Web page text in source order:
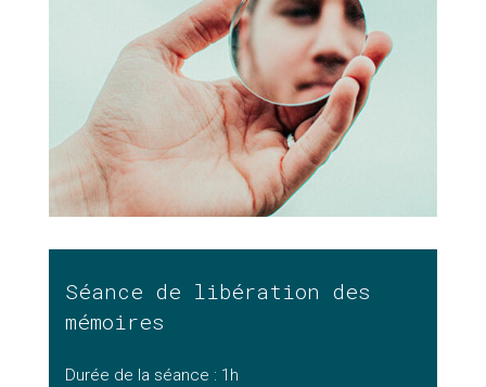
Séance de libération des
mémoires
Durée de la séance : 1h